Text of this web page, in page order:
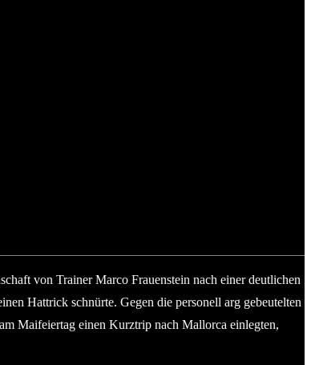
von Trainer Marco Frauenstein nach einer deutlichen
Hattrick schnürte. Gegen die personell arg gebeutelten
Maifeiertag einen Kurztrip nach Mallorca einlegten,